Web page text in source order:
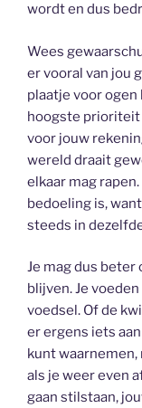
wordt en dus
Wees
er vooral van jou
plaatje voor ogen
hoogste prioriteit
voor jouw
wereld draait
elkaar mag
bedoeling is,
steeds in
Je mag dus beter
blijven. Je
voedsel. Of de
er ergens iets
kunt waarnemen,
als je weer even
gaan stilstaan,